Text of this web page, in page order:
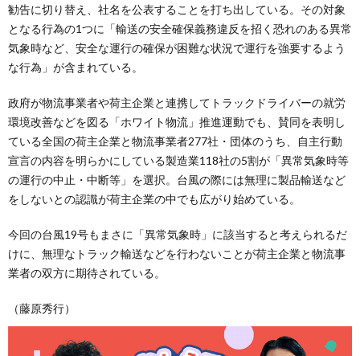
勧告に切り替え、社名を公表することを打ち出している。その対象
となる行為の1つに「輸送の安全確保義務違反を招く恐れのある異常
気象時など、安全な運行の確保が困難な状況で運行を強要するよう
な行為」が含まれている。
政府が物流事業者や荷主企業と連携してトラックドライバーの就労
環境改善などを図る「ホワイト物流」推進運動でも、賛同を表明し
ている全国の荷主企業と物流事業者277社・団体のうち、自主行動
宣言の内容を明らかにしている製造業118社の5割が「異常気象時等
の運行の中止・中断等」を選択。台風の際には無理に製品輸送など
をしないとの認識が荷主企業の中でも広がり始めている。
今回の台風19号もまさに「異常気象時」に該当すると考えられるだ
けに、無理なトラック輸送などを行わないことが荷主企業と物流事
業者の双方に期待されている。
（藤原秀行）